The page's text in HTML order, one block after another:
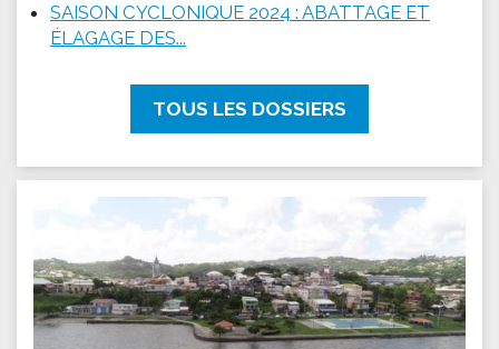
SAISON CYCLONIQUE 2024 : ABATTAGE ET
ÉLAGAGE DES...
TOUS LES DOSSIERS